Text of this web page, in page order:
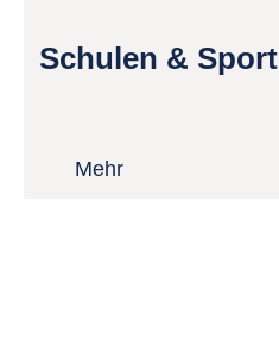
Schulen & Sport
Mehr